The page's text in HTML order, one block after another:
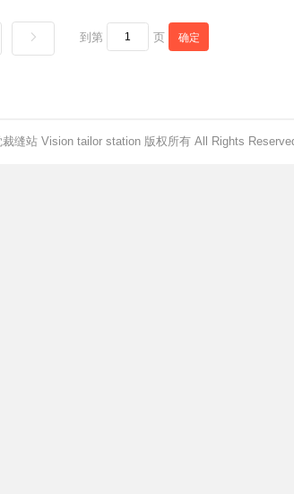
到第 页 确定
缝站 Vision tailor station 版权所有 All Rights